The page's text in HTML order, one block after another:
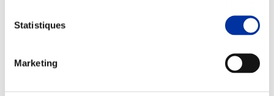
Statistiques
Marketing